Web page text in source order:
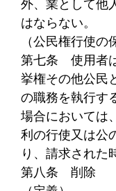
はならない。
（公民権行使の
第七条 使用者
挙権その他公民
の職務を執行す
場合においては
利の行使又は公
り、請求された
第八条 削除